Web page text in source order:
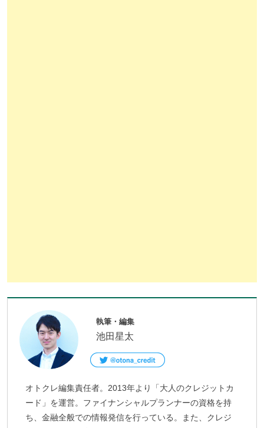
執筆・編集
池田星太
オトクレ編集責任者。2013年より「大人のクレジットカ
ード」を運営。ファイナンシャルプランナーの資格を持
ち、金融全般での情報発信を行っている。また、クレジ